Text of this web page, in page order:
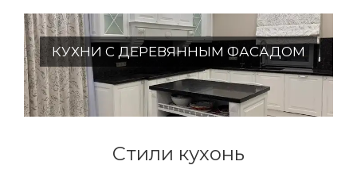
КУХНИ С ДЕРЕВЯННЫМ ФАСАДОМ
Стили кухонь